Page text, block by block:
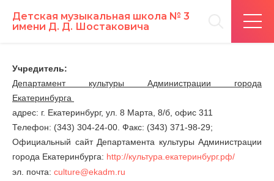
Детская музыкальная школа № 3
имени Д. Д. Шостаковича
Учредитель:
Департамент культуры Администрации города
Екатеринбурга
адрес: г. Екатеринбург, ул . 8 Марта, 8/б, офис 311
Телефон: (343) 304-24-00. Факс: (343) 371-98-29;
Официальный сайт Департамента культуры Администрации
города Екатеринбурга: http://культура.екатеринбург.рф/
эл. почта: culture@ekadm.ru